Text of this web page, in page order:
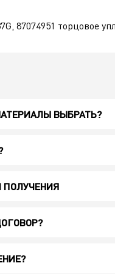
87074951 торцовое
ВЫБРАТЬ?
ПОЛУЧЕНИЯ